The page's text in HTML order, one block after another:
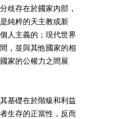
歧存在於國家內部，
純粹的天主教或新
人主義的；現代世界
，並與其他國家的相
家的公權力之間展
基礎在於階級和利益
生存的正當性，反而